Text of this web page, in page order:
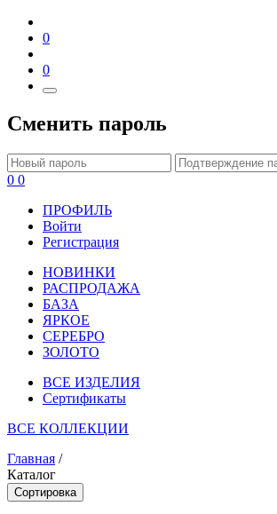
0
0
Сменить пароль
0 0
ПРОФИЛЬ
Войти
Регистрация
НОВИНКИ
РАСПРОДАЖА
БАЗА
ЯРКОЕ
СЕРЕБРО
ЗОЛОТО
ВСЕ ИЗДЕЛИЯ
Сертификаты
ВСЕ КОЛЛЕКЦИИ
Главная /
Каталог
Сортировка